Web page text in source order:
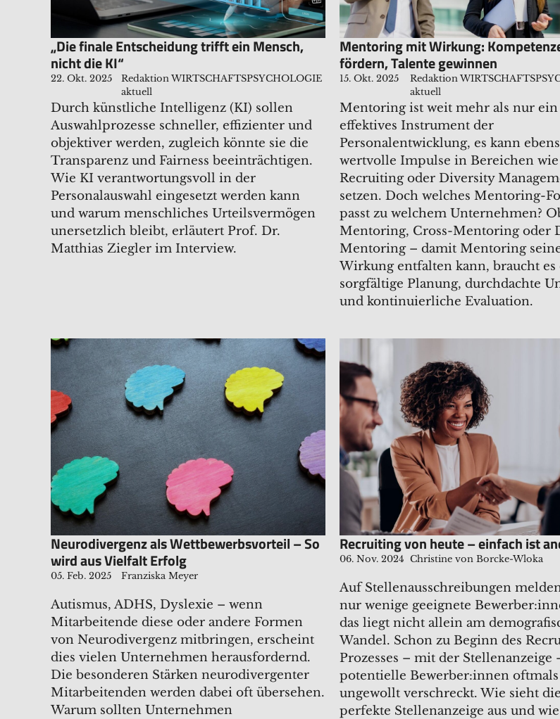
„Die finale Entscheidung trifft ein Mensch,
nicht die KI“
22. Okt. 2025
Redaktion WIRTSCHAFTSPSYCHOLOGIE
aktuell
Durch künstliche Intelligenz (KI) sollen
Auswahlprozesse schneller, effizienter und
objektiver werden, zugleich könnte sie die
Transparenz und Fairness beeinträchtigen.
Wie KI verantwortungsvoll in der
Personalauswahl eingesetzt werden kann
und warum menschliches Urteilsvermögen
unersetzlich bleibt, erläutert Prof. Dr.
Matthias Ziegler im Interview.
Mentoring mit Wirkung:
fördern, Talente gewinnen
15. Okt. 2025
Redaktion
aktuell
Mentoring ist weit mehr als nur ein
effektives Instrument der
Personalentwicklung, es kann
wertvolle Impulse in Bereichen wie
Recruiting oder Diversity
setzen. Doch welches Mentoring-
passt zu welchem Unternehmen?
Mentoring, Cross-Mentoring oder
Mentoring – damit Mentoring
Wirkung entfalten kann, braucht es
sorgfältige Planung, durchdachte
und kontinuierliche Evaluation.
​​​​​Neurodivergenz als Wettbewerbsvorteil – So
wird aus Vielfalt Erfolg
05. Feb. 2025 Franziska Meyer
Autismus, ADHS, Dyslexie – wenn
Mitarbeitende diese oder andere Formen
von Neurodivergenz mitbringen, erscheint
dies vielen Unternehmen herausfordernd.
Die besonderen Stärken neurodivergenter
Mitarbeitenden werden dabei oft übersehen.
Warum sollten Unternehmen
Recruiting von heute – einfach ist
06. Nov. 2024 Christine von Borcke-Wloka
Auf Stellenausschreibungen
nur wenige geeignete
das liegt nicht allein am
Wandel. Schon zu Beginn des
Prozesses – mit der Stellenanzeige
potentielle Bewerber:innen oftmals
ungewollt verschreckt. Wie sieht die
perfekte Stellenanzeige aus und